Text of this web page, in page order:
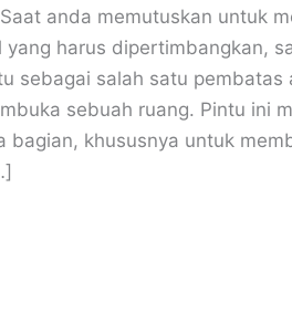
anda memutuskan untuk
harus dipertimbangkan,
sebagai salah satu pembatas
sebuah ruang. Pintu ini
bagian, khususnya untuk